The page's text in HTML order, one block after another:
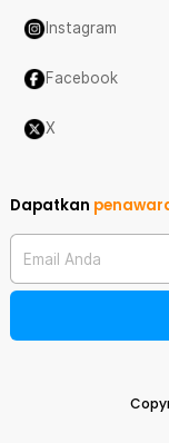
Instagram
Facebook
X
Dapatkan
Email Anda